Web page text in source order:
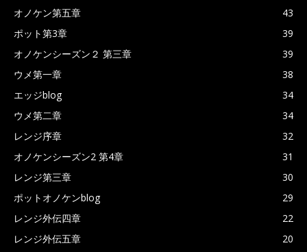
オノケン第五章
43
ポット第3章
39
オノケンシーズン２ 第三章
39
ウメ第一章
38
エッジblog
34
ウメ第二章
34
レンジ序章
32
オノケンシーズン2 第4章
31
レンジ第三章
30
ポットオノケンblog
29
レンジ外伝四章
22
レンジ外伝五章
20